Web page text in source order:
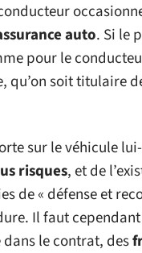
auto. Si le
pour le
qu’on soit titulaire
sur le véhicule
risques, et de
de « défense et
Il faut
le contrat, des